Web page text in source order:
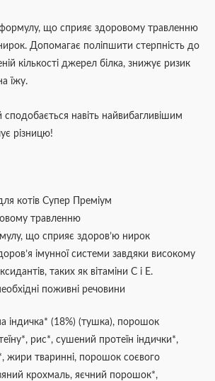
формулу, що сприяє здоровому травленню
Допомагає поліпшити стерпність до
кількості джерел білка, знижує ризик
їжу.
навіть найвибагливішим
різницю!
котів Супер Преміум
травленню
що сприяє здоров’ю нирок
імунної системи завдяки високому
таких як вітаміни C і E.
поживні речовини
індичка* (18%) (тушка), порошок
рис*, сушений протеїн індички*,
жири тваринні, порошок соєвого
крохмаль, яєчний порошок*,